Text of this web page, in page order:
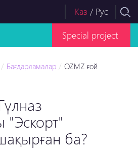
Каз / Рус
Special project
Бағдарламалар OZMZ ғой
ба?